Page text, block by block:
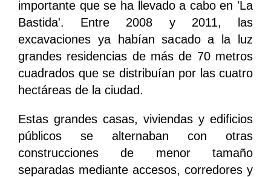
importante que se ha llevado a cabo en 'La
Bastida'. Entre 2008 y 2011, las
excavaciones ya habían sacado a la luz
grandes residencias de más de 70 metros
cuadrados que se distribuían por las cuatro
hectáreas de la ciudad.
Estas grandes casas, viviendas y edificios
públicos se alternaban con otras
construcciones de menor tamaño
separadas mediante accesos, corredores y